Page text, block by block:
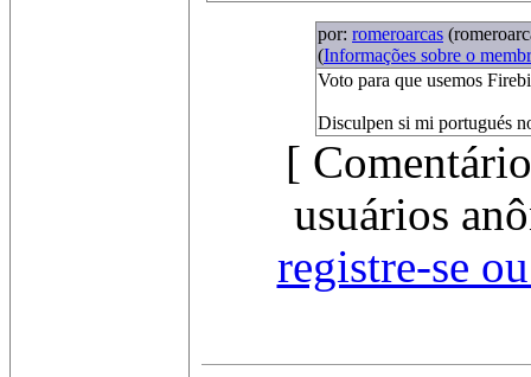
por: romeroarcas
(Informações sobre o
Voto para que usemos
Disculpen si mi portugués
[
usuários
registre-se